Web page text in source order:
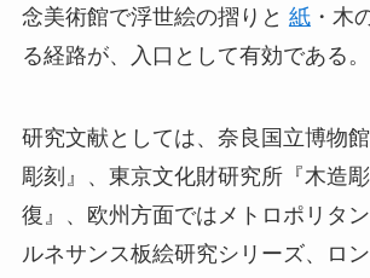
念美術館で浮世絵の摺りと 紙・木
る経路が、入口として有効である。
研究文献としては、奈良国立博物
彫刻』、東京文化財研究所『木造
復』、欧州方面ではメトロポリタ
ルネサンス板絵研究シリーズ、ロ